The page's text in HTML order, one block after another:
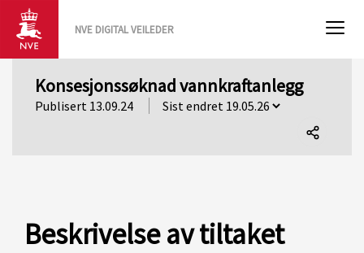
NVE DIGITAL VEILEDER
Konsesjonssøknad vannkraftanlegg
Publisert 13.09.24
Beskrivelse av tiltaket